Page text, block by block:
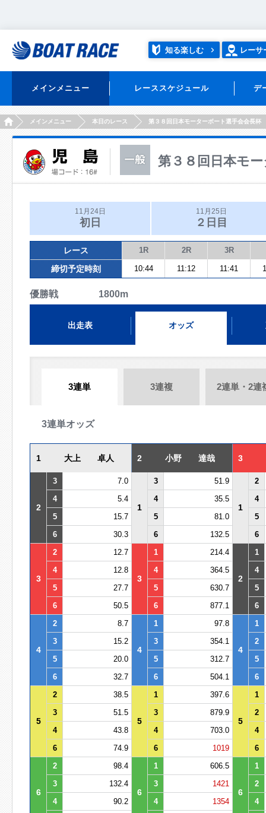
知る楽しむ レーサ
メインメニュー レーススケジュール デ
HOMEメインメニュー 本日のレース 第３８回日本モーターボート選手会会長杯
第３８回日本モ
11月24日
初日
11月25日
２日目
レース 1R 2R 3R
締切予定時刻 10:44 11:12 11:41
優勝戦 1800m
出走表 オッズ
3連単 3連複 2連単・2連
3連単オッズ
1 大上 卓人 2 小野 達哉 3
2
3 7.0
1
3 51.9
1
2
4
5.4 4 35.5
4
5
15.7 5 81.0
5
6
30.3 6 132.5 6
3
2 12.7
3
1 214.4
2
1
4
12.8 4 364.5
4
5
27.7 5 630.7
5
6
50.5 6 877.1 6
4
2 8.7
4
1 97.8
4
1
3
15.2 3 354.1
2
5
20.0 5 312.7
5
6
32.7 6 504.1 6
5
2 38.5
5
1 397.6
5
1
3
51.5 3 879.9
2
4
43.8 4 703.0
4
6
74.9 6 1019 6
6
2 98.4
6
1 606.5
6
1
3
132.4 3 1421
2
4
90.2 4 1354
4